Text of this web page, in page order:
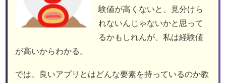
験値が高くないと、見分けら
れないんじゃないかと思って
るかもしれんが、私は経験値
が高いからわかる。
では、良いアプリとはどんな要素を持っているのか教